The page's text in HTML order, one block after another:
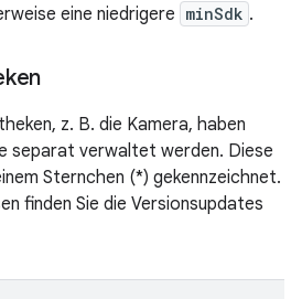
eine niedrigere minSdk .
z. B. die Kamera, haben
separat verwaltet werden. Diese
Sternchen (*) gekennzeichnet.
finden Sie die Versionsupdates